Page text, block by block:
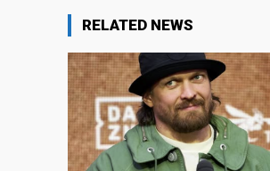
RELATED NEWS